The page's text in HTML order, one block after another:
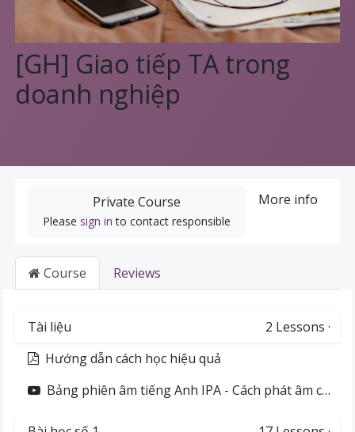
[GH] Giao tiếp TA trong
doanh nghiệp
Private Course
Please sign in to contact responsible
More info
Course Reviews
Tài liệu 2 Lessons ·
Hướng dẫn cách học hiệu quả
Bảng phiên âm tiếng Anh IPA - Cách phát âm chuẩn 44 âm quốc tế